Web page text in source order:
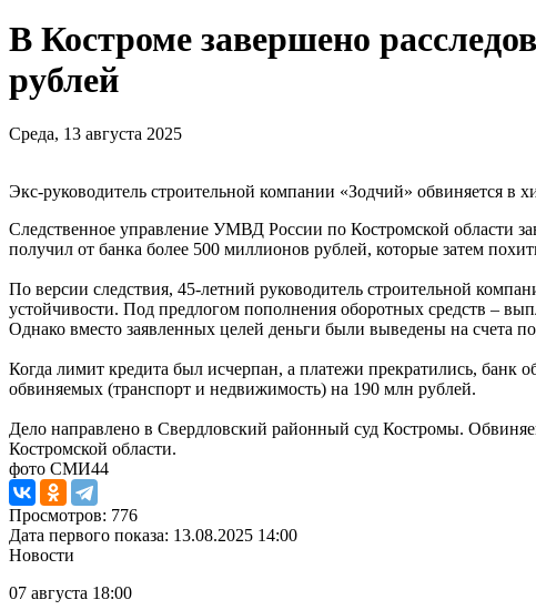
В Костроме завершено
рублей
Среда, 13 августа 2025
Экс-руководитель строительной компании «Зодчий» обвиняется
Следственное управление УМВД России по Костромской области
получил от банка более 500 миллионов рублей, которые затем
По версии следствия, 45-летний руководитель строительной
устойчивости. Под предлогом пополнения оборотных средств –
Однако вместо заявленных целей деньги были выведены на счета
Когда лимит кредита был исчерпан, а платежи прекратились, банк
обвиняемых (транспорт и недвижимость) на 190 млн рублей.
Дело направлено в Свердловский районный суд Костромы.
Костромской области.
фото СМИ44
Просмотров: 776
Дата первого показа: 13.08.2025 14:00
Новости
07 августа 18:00